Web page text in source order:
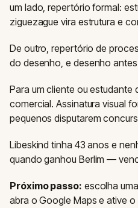
um lado, repertório formal:
ziguezague vira estrutura e
De outro, repertório de
do desenho, e desenho antes
Para um cliente ou estudante
comercial. Assinatura visual
pequenos disputarem
Libeskind tinha 43 anos e
quando ganhou Berlim —
Próximo passo: escolha
abra o Google Maps e ative